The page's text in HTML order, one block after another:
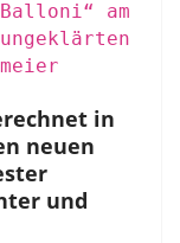
am
in
neuen
und